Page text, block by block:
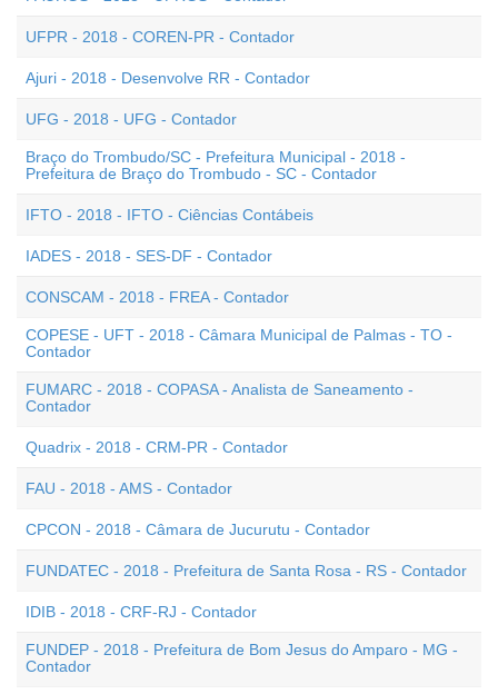
UFPR - 2018 - COREN-PR - Contador
Ajuri - 2018 - Desenvolve RR - Contador
UFG - 2018 - UFG - Contador
Braço do Trombudo/SC - Prefeitura Municipal - 2018 -
Prefeitura de Braço do Trombudo - SC - Contador
IFTO - 2018 - IFTO - Ciências Contábeis
IADES - 2018 - SES-DF - Contador
CONSCAM - 2018 - FREA - Contador
COPESE - UFT - 2018 - Câmara Municipal de Palmas - TO -
Contador
FUMARC - 2018 - COPASA - Analista de Saneamento -
Contador
Quadrix - 2018 - CRM-PR - Contador
FAU - 2018 - AMS - Contador
CPCON - 2018 - Câmara de Jucurutu - Contador
FUNDATEC - 2018 - Prefeitura de Santa Rosa - RS - Contador
IDIB - 2018 - CRF-RJ - Contador
FUNDEP - 2018 - Prefeitura de Bom Jesus do Amparo - MG -
Contador